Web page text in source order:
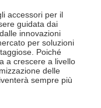
accessori per il
guidata dai
innovazioni
per soluzioni
Poiché
a crescere a livello
delle
sempre più